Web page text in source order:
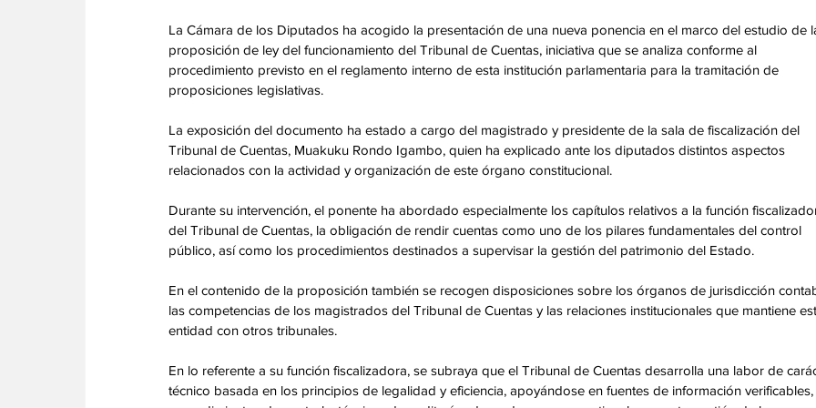
La Cámara de los Diputados ha acogido la presentación de una nueva ponencia en el marco del estudio de
proposición de ley del funcionamiento del Tribunal de Cuentas, iniciativa que se analiza conforme al
procedimiento previsto en el reglamento interno de esta institución parlamentaria para la tramitación de
proposiciones legislativas.
La exposición del documento ha estado a cargo del magistrado y presidente de la sala de fiscalización del
Tribunal de Cuentas, Muakuku Rondo Igambo, quien ha explicado ante los diputados distintos aspectos
relacionados con la actividad y organización de este órgano constitucional.
Durante su intervención, el ponente ha abordado especialmente los capítulos relativos a la función
del Tribunal de Cuentas, la obligación de rendir cuentas como uno de los pilares fundamentales del control
público, así como los procedimientos destinados a supervisar la gestión del patrimonio del Estado.
En el contenido de la proposición también se recogen disposiciones sobre los órganos de jurisdicción
las competencias de los magistrados del Tribunal de Cuentas y las relaciones institucionales que mantiene
entidad con otros tribunales.
En lo referente a su función fiscalizadora, se subraya que el Tribunal de Cuentas desarrolla una labor de
técnico basada en los principios de legalidad y eficiencia, apoyándose en fuentes de información verificables,